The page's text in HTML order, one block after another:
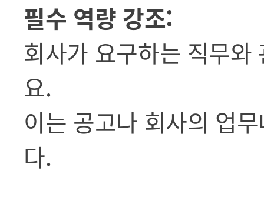
필수 역량 강조:
회사가 요구하는 직무
요.
이는 공고나 회사의 업
다.